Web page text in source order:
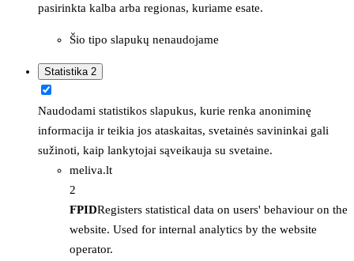
pasirinkta kalba arba regionas, kuriame esate.
Šio tipo slapukų nenaudojame
Statistika 2
Naudodami statistikos slapukus, kurie renka anoniminę
informacija ir teikia jos ataskaitas, svetainės savininkai gali
sužinoti, kaip lankytojai sąveikauja su svetaine.
meliva.lt
2
FPIDRegisters statistical data on users' behaviour on the
website. Used for internal analytics by the website
operator.